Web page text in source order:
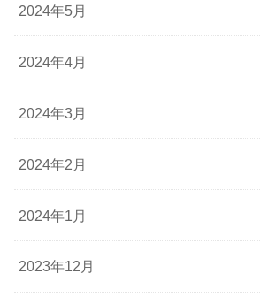
2024年5月
2024年4月
2024年3月
2024年2月
2024年1月
2023年12月